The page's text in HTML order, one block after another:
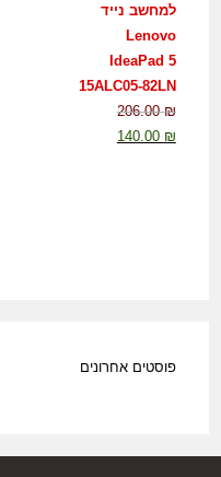
למחשב נייד
Lenovo
IdeaPad 5
15ALC05-82LN
206.00₪
140.00 ₪
פוסטים אחרונים